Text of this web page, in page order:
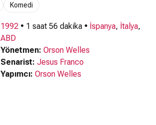
Komedi
1992 • 1 saat 56 dakika • İspanya, İtalya,
ABD
Yönetmen: Orson Welles
Senarist: Jesus Franco
Yapımcı: Orson Welles